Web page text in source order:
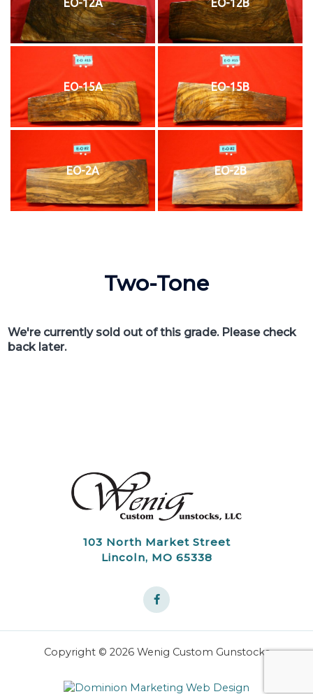
EO-12A EO-12B
EO-15A EO-15B
EO-2A EO-2B
Two-Tone
We're currently sold out of this grade. Please check
back later.
103 North Market Street
Lincoln, MO 65338
Copyright © 2026 Wenig Custom Gunstocks